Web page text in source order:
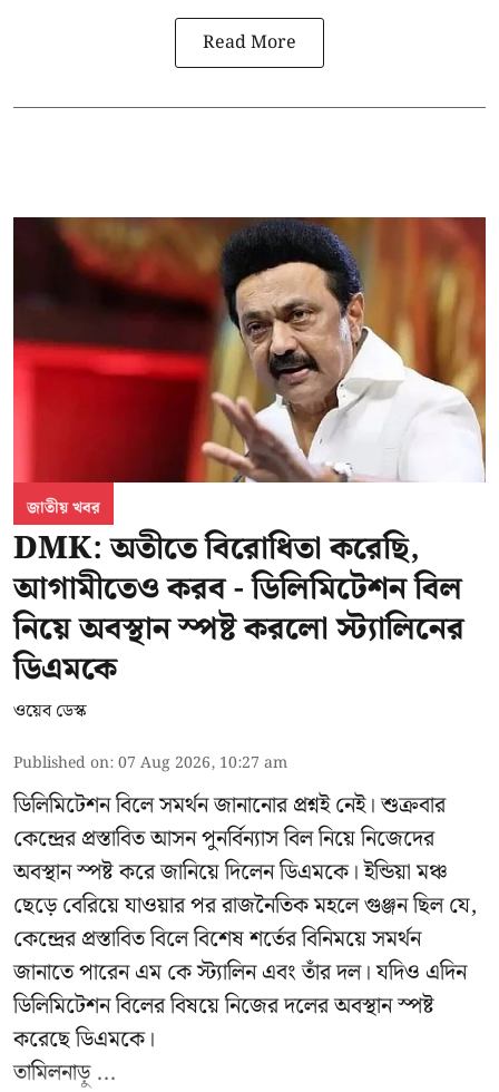
Read More
জাতীয় খবর
DMK: অতীতে বিরোধিতা করেছি,
আগামীতেও করব - ডিলিমিটেশন বিল
নিয়ে অবস্থান স্পষ্ট করলো স্ট্যালিনের
ডিএমকে
ওয়েব ডেস্ক
Published on:07 Aug 2026, 10:27 am
ডিলিমিটেশন বিলে সমর্থন জানানোর প্রশ্নই নেই। শুক্রবার
কেন্দ্রের প্রস্তাবিত আসন পুনর্বিন্যাস বিল নিয়ে নিজেদের
অবস্থান স্পষ্ট করে জানিয়ে দিলেন ডিএমকে। ইন্ডিয়া মঞ্চ
ছেড়ে বেরিয়ে যাওয়ার পর রাজনৈতিক মহলে গুঞ্জন ছিল যে,
কেন্দ্রের প্রস্তাবিত বিলে বিশেষ শর্তের বিনিময়ে সমর্থন
জানাতে পারেন এম কে স্ট্যালিন এবং তাঁর দল। যদিও এদিন
ডিলিমিটেশন বিলের বিষয়ে নিজের দলের অবস্থান স্পষ্ট
করেছে ডিএমকে।
তামিলনাড়ু ...